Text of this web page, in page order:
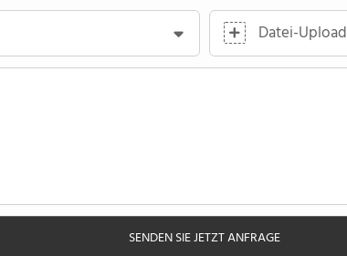
Datei-Upload
SENDEN SIE JETZT ANFRAGE